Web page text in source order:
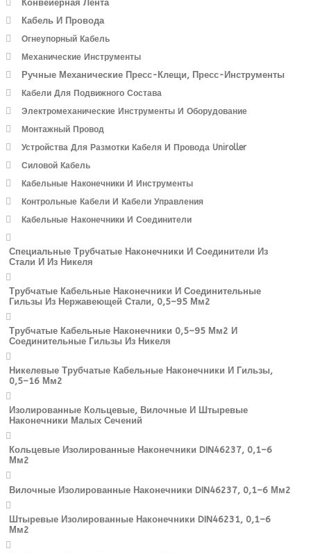
Конвейерная Лента
Кабель И Провода
Огнеупорный Кабель
Механические Инструменты
Ручные Механические Пресс-Клещи, Пресс-Инструменты
Кабели Для Подвижного Состава
Электромеханические Инструменты И Оборудование
Монтажный Провод
Устройства Для Размотки Кабеля И Провода Uniroller
Силовой Кабель
Кабельные Наконечники И Инструменты
Контрольные Кабели И Кабели Управления
Кабельные Наконечники И Соединители
Специальные Трубчатые Наконечники И Соединители Из
Стали И Из Никеля
Трубчатые Кабельные Наконечники И Соединительные
Гильзы Из Нержавеющей Стали, 0,5–95 Мм2
Трубчатые Кабельные Наконечники 0,5–95 Мм2 И
Соединительные Гильзы Из Никеля
Никелевые Трубчатые Кабельные Наконечники И Гильзы,
0,5–16 Мм2
Изолированные Кольцевые, Вилочные И Штыревые
Наконечники Малых Сечений
Кольцевые Изолированные Наконечники DIN46237, 0,1–6
Мм2
Вилочные Изолированные Наконечники DIN46237, 0,1–6 Мм2
Штыревые Изолированные Наконечники DIN46231, 0,1–6
Мм2